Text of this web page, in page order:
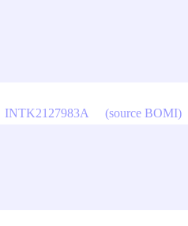
INTK2127983A (source BOMI)